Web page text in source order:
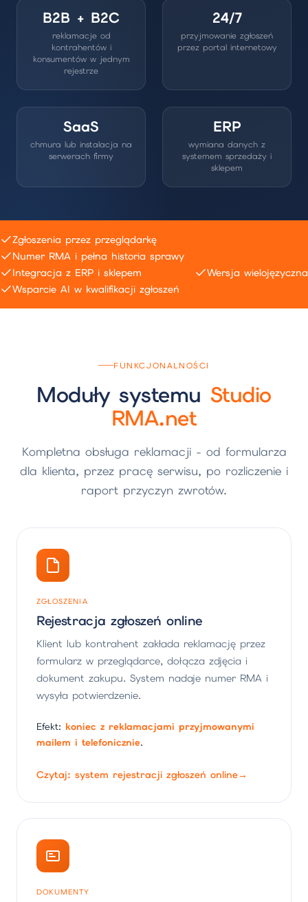
B2B + B2C
reklamacje od
kontrahentów i
konsumentów w jednym
rejestrze
24/7
przyjmowanie zgłoszeń
przez portal internetowy
SaaS
chmura lub instalacja na
serwerach firmy
ERP
wymiana danych z
systemem sprzedaży i
sklepem
Zgłoszenia przez przeglądarkę
Numer RMA i pełna historia sprawy
Integracja z ERP i sklepem
Wersja wielojęzyczna
Wsparcie AI w kwalifikacji zgłoszeń
FUNKCJONALNOŚCI
Moduły systemu Studio
RMA.net
Kompletna obsługa reklamacji - od formularza
dla klienta, przez pracę serwisu, po rozliczenie i
raport przyczyn zwrotów.
ZGŁOSZENIA
Rejestracja zgłoszeń online
Klient lub kontrahent zakłada reklamację przez
formularz w przeglądarce, dołącza zdjęcia i
dokument zakupu. System nadaje numer RMA i
wysyła potwierdzenie.
Efekt: koniec z reklamacjami przyjmowanymi
mailem i telefonicznie.
Czytaj: system rejestracji zgłoszeń online→
DOKUMENTY